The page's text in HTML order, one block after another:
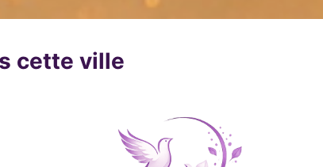
cette ville